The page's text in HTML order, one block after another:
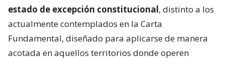
estado de excepción constitucional, distinto a los
actualmente contemplados en la Carta
Fundamental, diseñado para aplicarse de manera
acotada en aquellos territorios donde operen